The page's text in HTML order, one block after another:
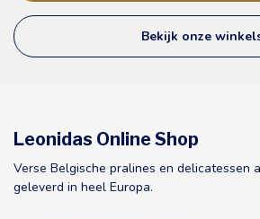
Bekijk onze
Leonidas Online Shop
Verse Belgische pralines en delicatessen
geleverd in heel Europa.